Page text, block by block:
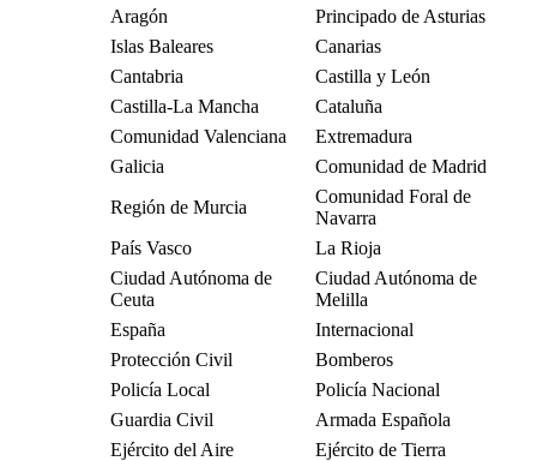
Aragón
Principado de Asturias
Islas Baleares
Canarias
Cantabria
Castilla y León
Castilla-La Mancha
Cataluña
Comunidad Valenciana
Extremadura
Galicia
Comunidad de Madrid
Región de Murcia
Comunidad Foral de
Navarra
País Vasco
La Rioja
Ciudad Autónoma de
Ceuta
Ciudad Autónoma de
Melilla
España
Internacional
Protección Civil
Bomberos
Policía Local
Policía Nacional
Guardia Civil
Armada Española
Ejército del Aire
Ejército de Tierra